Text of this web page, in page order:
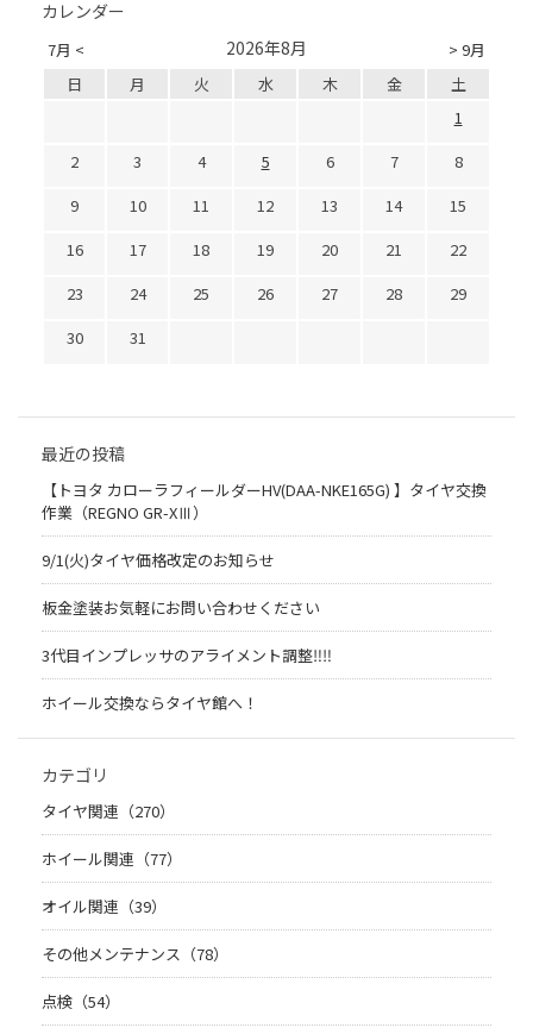
カレンダー
7月 < > 9月
2026年8月
日 月 火 水 木 金
土
1
2
3 4 5 6 7
8
9
10 11 12 13 14
15
16
17 18 19 20 21
22
23
24 25 26 27 28
29
30
31
最近の投稿
【トヨタ カローラフィールダーHV(DAA-NKE165G) 】タイヤ交換
作業（REGNO GR-XⅢ）
9/1(火)タイヤ価格改定のお知らせ
板金塗装お気軽にお問い合わせください
3代目インプレッサのアライメント調整‼︎‼︎
ホイール交換ならタイヤ館へ！
カテゴリ
タイヤ関連（270）
ホイール関連（77）
オイル関連（39）
その他メンテナンス（78）
点検（54）